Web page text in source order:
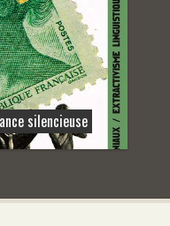
silencieuse